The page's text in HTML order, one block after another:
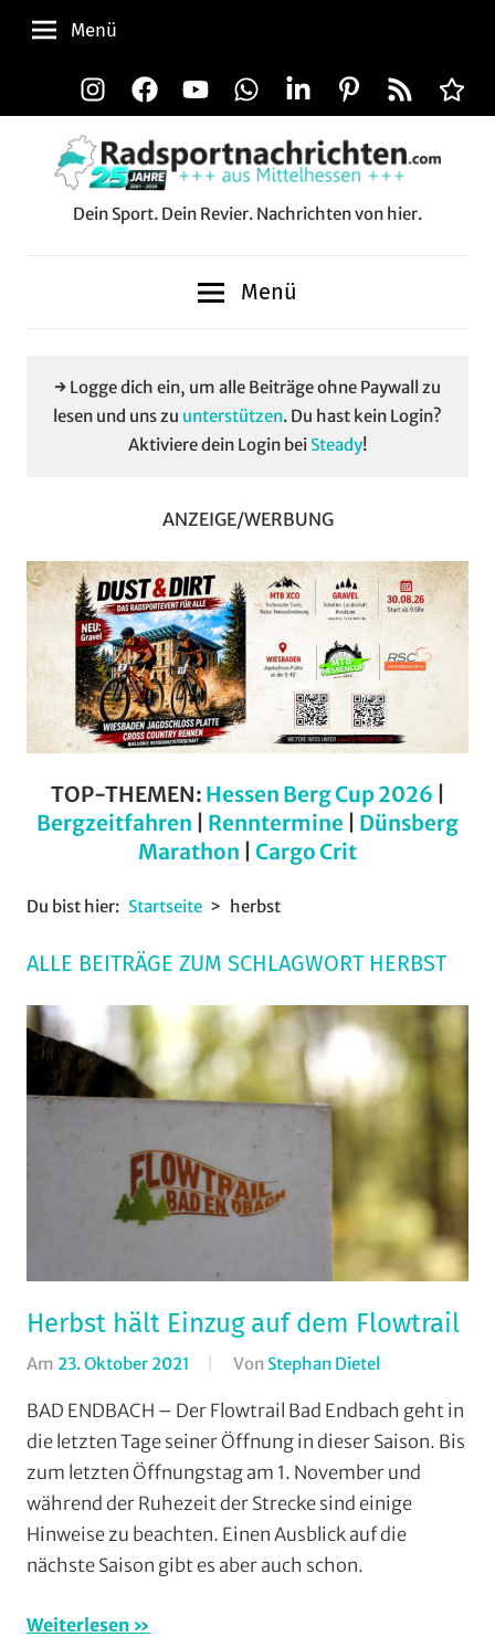
Zum
Inhalt
InstagramFacebookYouTubeWhatsAppLinkedInPinterest
RSS-
Feed
Alle
Menü
Dein Sport. Dein Revier. Nachrichten von hier.
Menü
→ Logge dich ein, um alle Beiträge ohne Paywall zu
lesen und uns zu unterstützen. Du hast kein Login?
Aktiviere dein Login bei Steady!
ANZEIGE/WERBUNG
TOP-THEMEN: Hessen Berg Cup 2026
Bergzeitfahren
Renntermine
Dünsberg
Marathon
Cargo Crit
Du bist hier: Startseite herbst
ALLE BEITRÄGE ZUM SCHLAGWORT HERBST
Herbst hält Einzug auf dem Flowtrail
Am 23. Oktober 2021 Von Stephan Dietel
FSC
Bad
Endbach
Mountainbike
Vereine
BAD ENDBACH – Der Flowtrail Bad Endbach geht in
die letzten Tage seiner Öffnung in dieser Saison. Bis
zum letzten Öffnungstag am 1. November und
während der Ruhezeit der Strecke sind einige
Hinweise zu beachten. Einen Ausblick auf die
nächste Saison gibt es aber auch schon.
Weiterlesen